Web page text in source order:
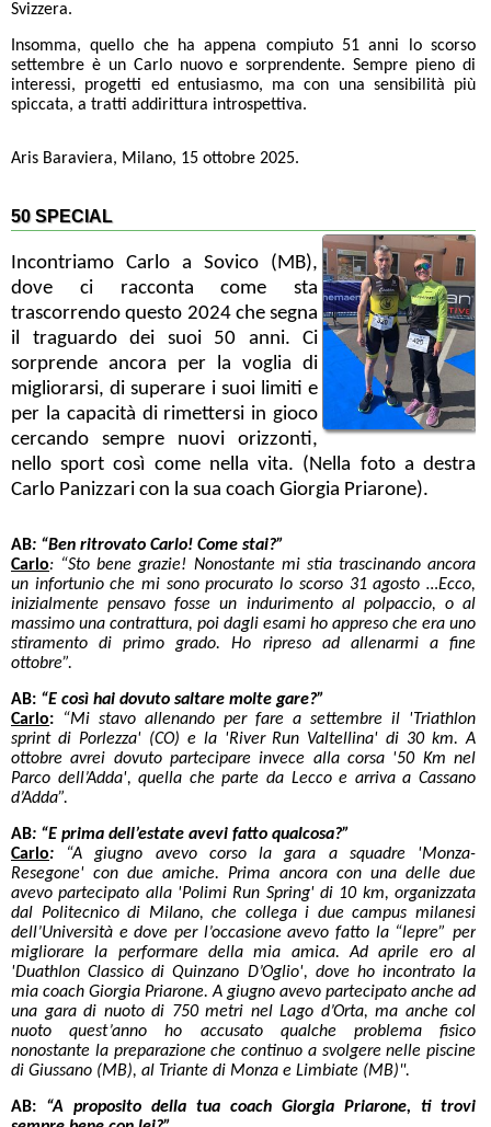
Svizzera.
Insomma, quello che ha appena compiuto 51 anni lo scorso
settembre è un Carlo nuovo e sorprendente. Sempre pieno di
interessi, progetti ed entusiasmo, ma con una sensibilità più
spiccata, a tratti addirittura introspettiva.
Aris Baraviera, Milano, 15 ottobre 2025.
50 SPECIAL
Incontriamo Carlo a Sovico (MB),
dove ci racconta come sta
trascorrendo questo 2024 che segna
il traguardo dei suoi 50 anni. Ci
sorprende ancora per la voglia di
migliorarsi, di superare i suoi limiti e
per la capacità di rimettersi in gioco
cercando sempre nuovi orizzonti,
nello sport così come nella vita. (Nella foto a destra
Carlo Panizzari con la sua coach Giorgia Priarone).
AB: “Ben ritrovato Carlo! Come stai?”
Carlo: “Sto bene grazie! Nonostante mi stia trascinando ancora
un infortunio che mi sono procurato lo scorso 31 agosto …Ecco,
inizialmente pensavo fosse un indurimento al polpaccio, o al
massimo una contrattura, poi dagli esami ho appreso che era uno
stiramento di primo grado. Ho ripreso ad allenarmi a fine
ottobre”.
AB: “E così hai dovuto saltare molte gare?”
Carlo:
“Mi stavo allenando per fare a settembre il 'Triathlon
sprint di Porlezza' (CO) e la 'River Run Valtellina' di 30 km. A
ottobre avrei dovuto partecipare invece alla corsa '50 Km nel
Parco dell’Adda', quella che parte da Lecco e arriva a Cassano
d’Adda”.
AB: “E prima dell’estate avevi fatto qualcosa?”
Carlo: “A giugno avevo corso la gara a squadre 'Monza-
Resegone' con due amiche. Prima ancora con una delle due
avevo partecipato alla 'Polimi Run Spring' di 10 km, organizzata
dal Politecnico di Milano, che collega i due campus milanesi
dell’Università e dove per l’occasione avevo fatto la “lepre” per
migliorare la performare della mia amica. Ad aprile ero al
'Duathlon Classico di Quinzano D’Oglio', dove ho incontrato la
mia coach Giorgia Priarone. A giugno avevo partecipato anche ad
una gara di nuoto di 750 metri nel Lago d’Orta, ma anche col
nuoto quest’anno ho accusato qualche problema fisico
nonostante la preparazione che continuo a svolgere nelle piscine
di Giussano (MB), al Triante di Monza e Limbiate (MB)".
AB:
“A proposito della tua coach Giorgia Priarone, ti trovi